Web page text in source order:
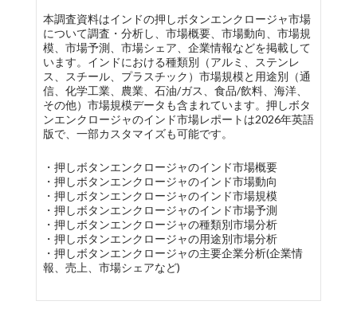
本調査資料はインドの押しボタンエンクロージャ市場
について調査・分析し、市場概要、市場動向、市場規
模、市場予測、市場シェア、企業情報などを掲載して
います。インドにおける種類別（アルミ、ステンレ
ス、スチール、プラスチック）市場規模と用途別（通
信、化学工業、農業、石油/ガス、食品/飲料、海洋、
その他）市場規模データも含まれています。押しボタ
ンエンクロージャのインド市場レポートは2026年英語
版で、一部カスタマイズも可能です。
・押しボタンエンクロージャのインド市場概要
・押しボタンエンクロージャのインド市場動向
・押しボタンエンクロージャのインド市場規模
・押しボタンエンクロージャのインド市場予測
・押しボタンエンクロージャの種類別市場分析
・押しボタンエンクロージャの用途別市場分析
・押しボタンエンクロージャの主要企業分析(企業情
報、売上、市場シェアなど)